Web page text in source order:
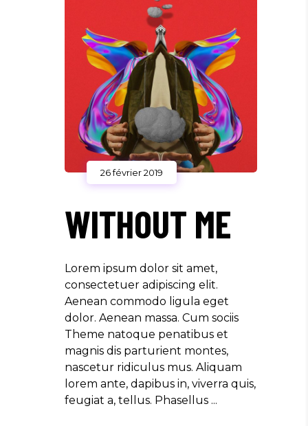
26 février 2019
WITHOUT ME
Lorem ipsum dolor sit amet,
consectetuer adipiscing elit.
Aenean commodo ligula eget
dolor. Aenean massa. Cum sociis
Theme natoque penatibus et
magnis dis parturient montes,
nascetur ridiculus mus. Aliquam
lorem ante, dapibus in, viverra quis,
feugiat a, tellus. Phasellus